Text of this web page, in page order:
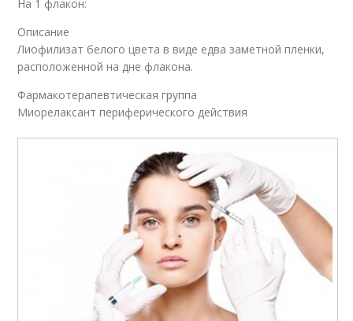
На 1 флакон:
Описание
Лиофилизат белого цвета в виде едва заметной пленки,
расположенной на дне флакона.
Фармакотерапевтическая группа
Миорелаксант периферического действия